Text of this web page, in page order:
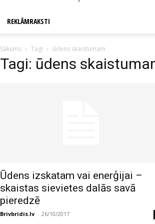
REKLĀMRAKSTI
Sākums Tagi ūdens skaistumam
Tagi: ūdens
Ūdens izskatam vai enerģijai –
skaistas sievietes dalās savā
pieredzē
Brivbridis.lv - 26/10/2017